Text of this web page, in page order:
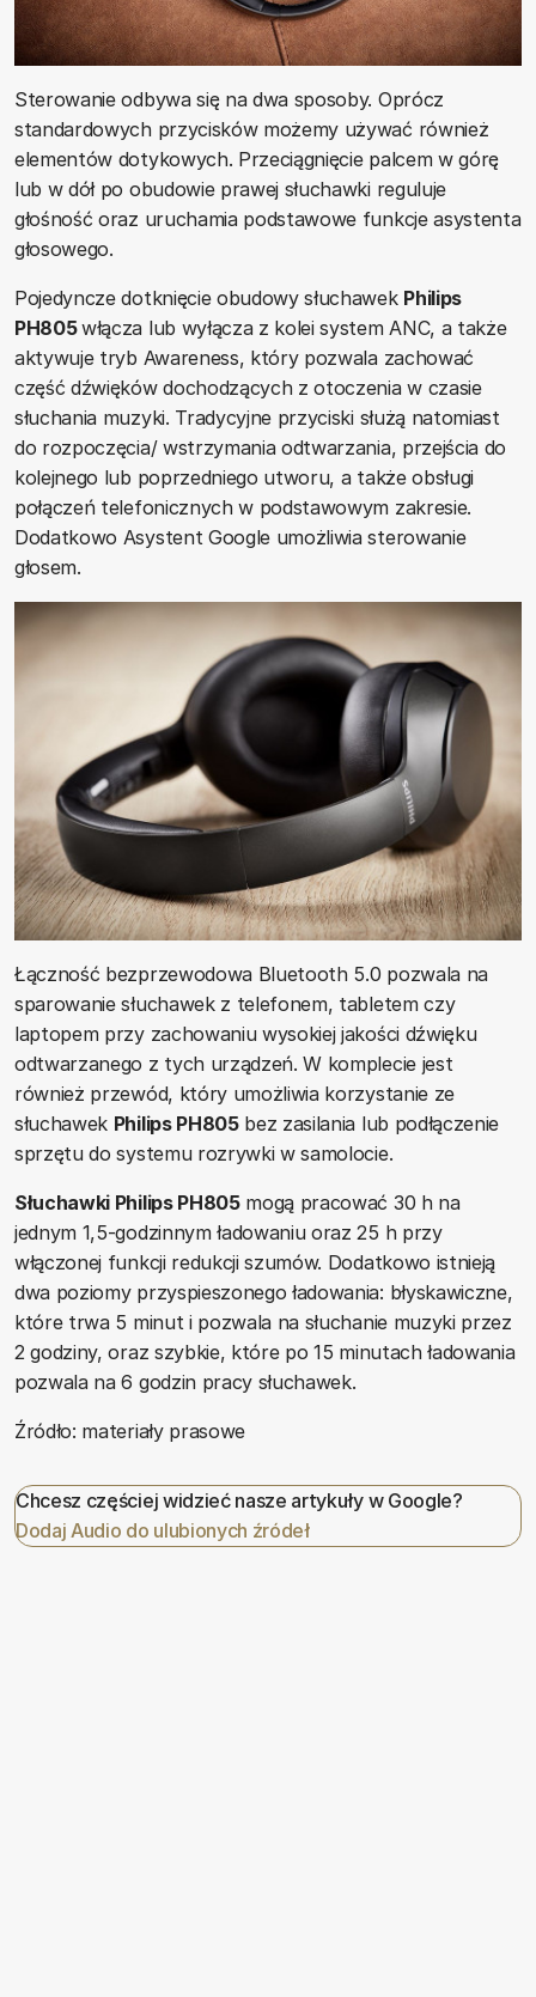
Sterowanie odbywa się na dwa sposoby. Oprócz
standardowych przycisków możemy używać również
elementów dotykowych. Przeciągnięcie palcem w górę
lub w dół po obudowie prawej słuchawki reguluje
głośność oraz uruchamia podstawowe funkcje asystenta
głosowego.
Pojedyncze dotknięcie obudowy słuchawek Philips
PH805włącza lub wyłącza z kolei system ANC, a także
aktywuje tryb Awareness, który pozwala zachować
część dźwięków dochodzących z otoczenia w czasie
słuchania muzyki. Tradycyjne przyciski służą natomiast
do rozpoczęcia/ wstrzymania odtwarzania, przejścia do
kolejnego lub poprzedniego utworu, a także obsługi
połączeń telefonicznych w podstawowym zakresie.
Dodatkowo Asystent Google umożliwia sterowanie
głosem.
Łączność bezprzewodowa Bluetooth 5.0 pozwala na
sparowanie słuchawek z telefonem, tabletem czy
laptopem przy zachowaniu wysokiej jakości dźwięku
odtwarzanego z tych urządzeń. W komplecie jest
również przewód, który umożliwia korzystanie ze
słuchawek Philips PH805bez zasilania lub podłączenie
sprzętu do systemu rozrywki w samolocie.
Słuchawki Philips PH805mogą pracować 30 h na
jednym 1,5-godzinnym ładowaniu oraz 25 h przy
włączonej funkcji redukcji szumów. Dodatkowo istnieją
dwa poziomy przyspieszonego ładowania: błyskawiczne,
które trwa 5 minut i pozwala na słuchanie muzyki przez
2 godziny, oraz szybkie, które po 15 minutach ładowania
pozwala na 6 godzin pracy słuchawek.
Źródło: materiały prasowe
Chcesz częściej widzieć nasze artykuły w Google?
Dodaj Audio do ulubionych źródeł